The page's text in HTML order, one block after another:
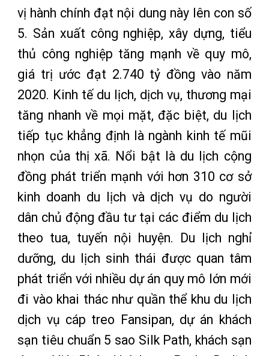
vị hành chính đạt nội dung này lên con số
5. Sản xuất công nghiệp, xây dựng, tiểu
thủ công nghiệp tăng mạnh về quy mô,
giá trị ước đạt 2.740 tỷ đồng vào năm
2020. Kinh tế du lịch, dịch vụ, thương mại
tăng nhanh về mọi mặt, đặc biệt, du lịch
tiếp tục khẳng định là ngành kinh tế mũi
nhọn của thị xã. Nổi bật là du lịch cộng
đồng phát triển mạnh với hơn 310 cơ sở
kinh doanh du lịch và dịch vụ do người
dân chủ động đầu tư tại các điểm du lịch
theo tua, tuyến nội huyện. Du lịch nghỉ
dưỡng, du lịch sinh thái được quan tâm
phát triển với nhiều dự án quy mô lớn mới
đi vào khai thác như quần thể khu du lịch
dịch vụ cáp treo Fansipan, dự án khách
sạn tiêu chuẩn 5 sao Silk Path, khách sạn